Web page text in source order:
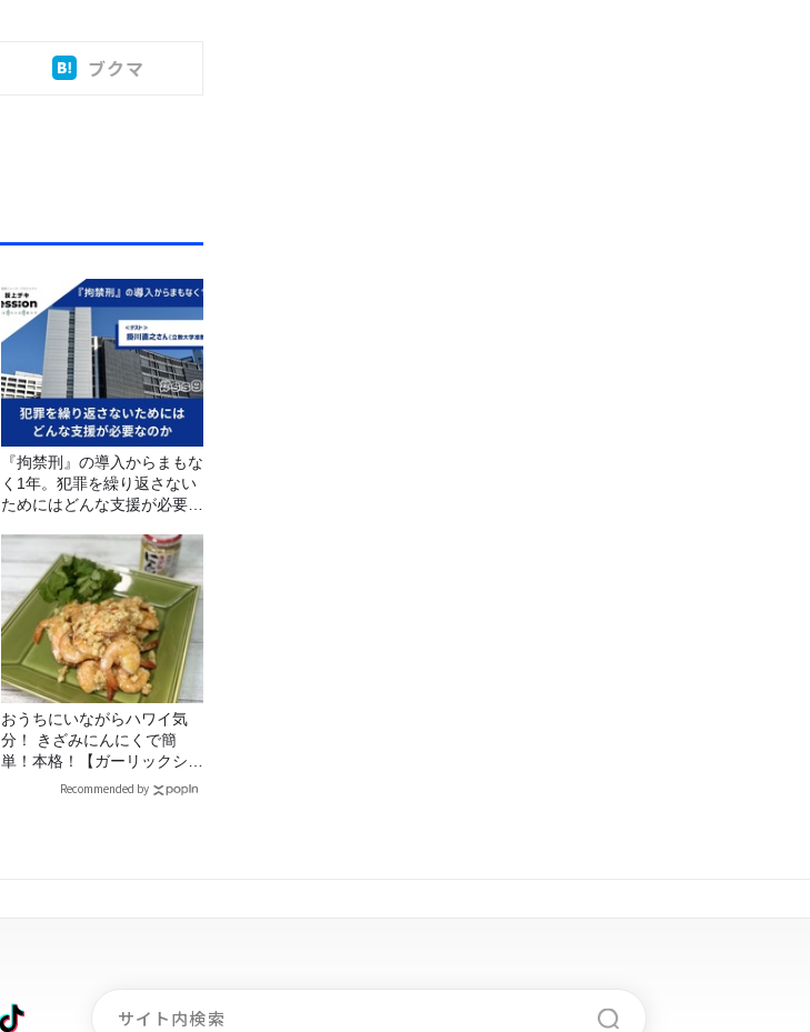
ブクマ
『拘禁刑』の導入からまもな
く1年。犯罪を繰り返さない
ためにはどんな支援が必要な
おうちにいながらハワイ気
分！ きざみにんにくで簡
単！本格！【ガーリックシュ
リンプ】 桃屋のかんたんレ
Recommended by